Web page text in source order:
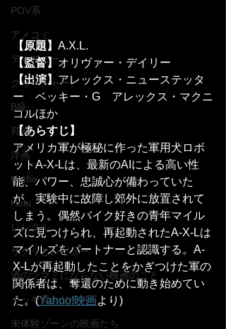
POV系
アメコミ
ディズニー
クリーチャー
B級
邦画
洋画
Netflix
Hulu
レンタル
サクッとレビュー
酒のツマミにならない映画のこと
イッキ見シリーズ
未体験ゾーンの映画たち
【原題】 A.X.L.
【監督】オリヴァー・デイリー
【出演】アレックス・ニューステッタ
ー　ベッキー・G　アレックス・マクニ
コルほか
【あらすじ】
アメリカ軍が極秘に作った軍用犬ロボ
ットA-X-Lは、最新のAIによる高い性
能、パワー、忠誠心が備わっていた
が、実験中に故障し郊外に放置されて
しまう。偶然バイク好きの青年マイル
ズに見つけられ、再起動されたA-X-Lは
マイルズをパートナーと認識する。A-
X-Lが再起動したことをかぎつけた軍の
関係者は、奪還のために動き始めてい
た。(Yahoo!映画より)